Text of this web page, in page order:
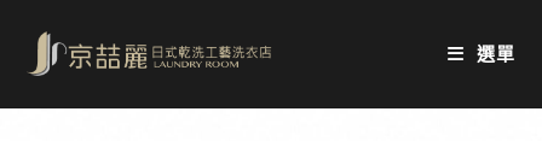
content
選單